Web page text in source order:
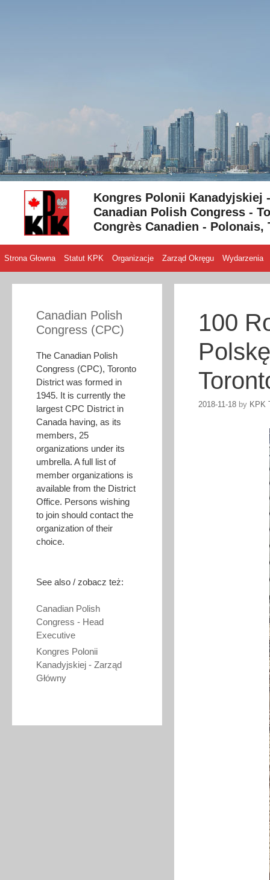
Kongres Polonii Kanadyjskiej
Canadian Polish Congress -
Congrès Canadien - Polonais,
Strona Głowna Statut KPK Organizacje Zarząd Okręgu Wydarzenia
100
2018-11-18 by KPK
Canadian Polish
Congress (CPC)
The Canadian Polish
Congress (CPC), Toronto
District was formed in
1945. It is currently the
largest CPC District in
Canada having, as its
members, 25
organizations under its
umbrella. A full list of
member organizations is
available from the District
Office. Persons wishing
to join should contact the
organization of their
choice.
See also / zobacz też:
Canadian Polish
Congress - Head
Executive
Kongres Polonii
Kanadyjskiej - Zarząd
Główny